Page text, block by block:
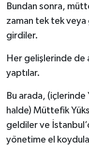
Bundan sonra,
zaman tek tek veya
girdiler.
Her gelişlerinde de
yaptılar.
Bu arada,
halde) Müttefik
geldiler ve
yönetime el